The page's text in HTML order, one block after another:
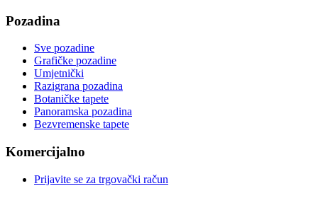
Pozadina
Sve pozadine
Grafičke pozadine
Umjetnički
Razigrana pozadina
Botaničke tapete
Panoramska pozadina
Bezvremenske tapete
Komercijalno
Prijavite se za trgovački račun